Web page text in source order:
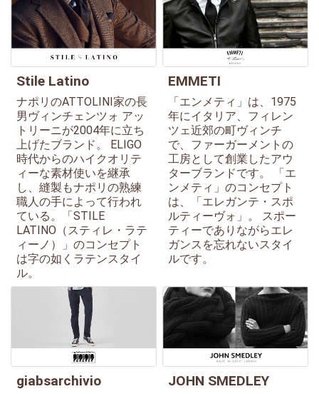
Stile Latino
ナポリのATTOLINI家の長
男ヴィンチェンツォ アッ
トリーニが2004年に立ち
上げたブランド。 ELIGO
時代からのハイクオリテ
ィーな素材使いを継承
し、縫製もナポリの熟練
職人の手によって行われ
ている。「STILE
LATINO（スティレ・ラテ
ィーノ）」のコンセプト
は字の如くラテンスタイ
ル。
EMMETI
「エンメティ」は、1975
年にイタリア、フィレン
ツェ近郊の町ヴィンチ
で、ファーガーメントの
工房として創業したアウ
ターブランドです。 「エ
ンメティ」のコンセプト
は、「エレガンテ・スポ
ルティーヴォ」。 スポー
ティーでありながらエレ
ガンスを忘れないスタイ
ルです。
giabsarchivio JOHN SMEDLEY